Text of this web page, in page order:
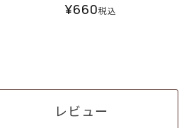
¥660税込
レビュー